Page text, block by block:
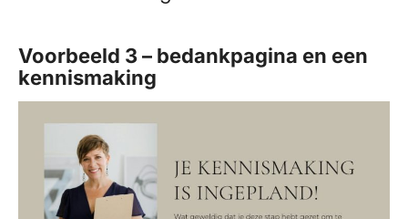
Voorbeeld 3 – bedankpagina en een
kennismaking